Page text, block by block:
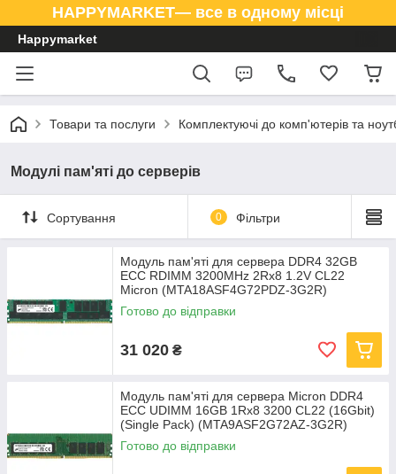
HAPPYMARKET— все в одному місці
Happymarket
Товари та послуги Комплектуючі до комп'ютерів та
Модулі пам'яті до серверів
Сортування 0 Фільтри
Модуль пам'яті для сервера DDR4 32GB
ECC RDIMM 3200MHz 2Rx8 1.2V CL22
Micron (MTA18ASF4G72PDZ-3G2R)
Готово до відправки
31 020 ₴
Модуль пам'яті для сервера Micron DDR4
ECC UDIMM 16GB 1Rx8 3200 CL22 (16Gbit)
(Single Pack) (MTA9ASF2G72AZ-3G2R)
Готово до відправки